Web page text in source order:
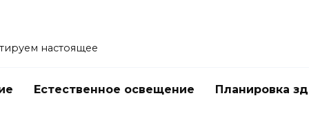
настоящее
Естественное освещение Планировка